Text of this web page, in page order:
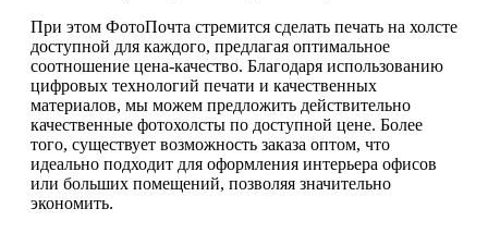
При этом ФотоПочта стремится сделать печать на холсте
доступной для каждого, предлагая оптимальное
соотношение цена-качество. Благодаря использованию
цифровых технологий печати и качественных
материалов, мы можем предложить действительно
качественные фотохолсты по доступной цене. Более
того, существует возможность заказа оптом, что
идеально подходит для оформления интерьера офисов
или больших помещений, позволяя значительно
экономить.